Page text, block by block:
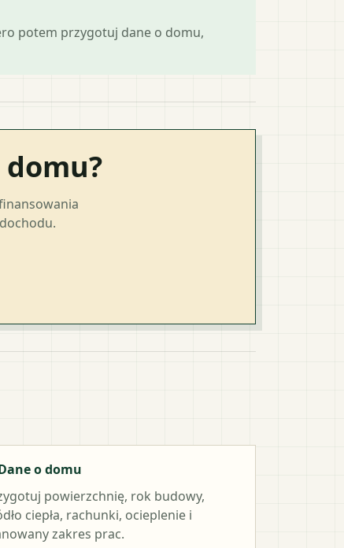
potem przygotuj dane o domu,
o domu
powierzchnię, rok budowy,
ciepła, rachunki, ocieplenie i
zakres prac.